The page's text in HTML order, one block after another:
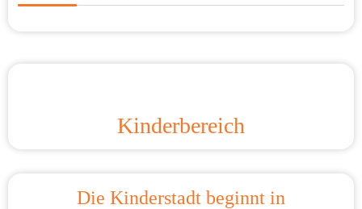
Kinderbereich
Die Kinderstadt beginnt in